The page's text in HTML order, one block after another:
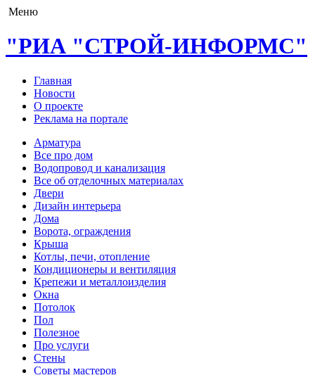
Меню
"РИА "СТРОЙ-ИНФОРМС"
Главная
Новости
О проекте
Реклама на портале
Арматура
Все про дом
Водопровод и канализация
Все об отделочных материалах
Двери
Дизайн интерьера
Дома
Ворота, ограждения
Крыша
Котлы, печи, отопление
Кондиционеры и вентиляция
Крепежи и металлоизделия
Окна
Потолок
Пол
Полезное
Про услуги
Стены
Советы мастеров